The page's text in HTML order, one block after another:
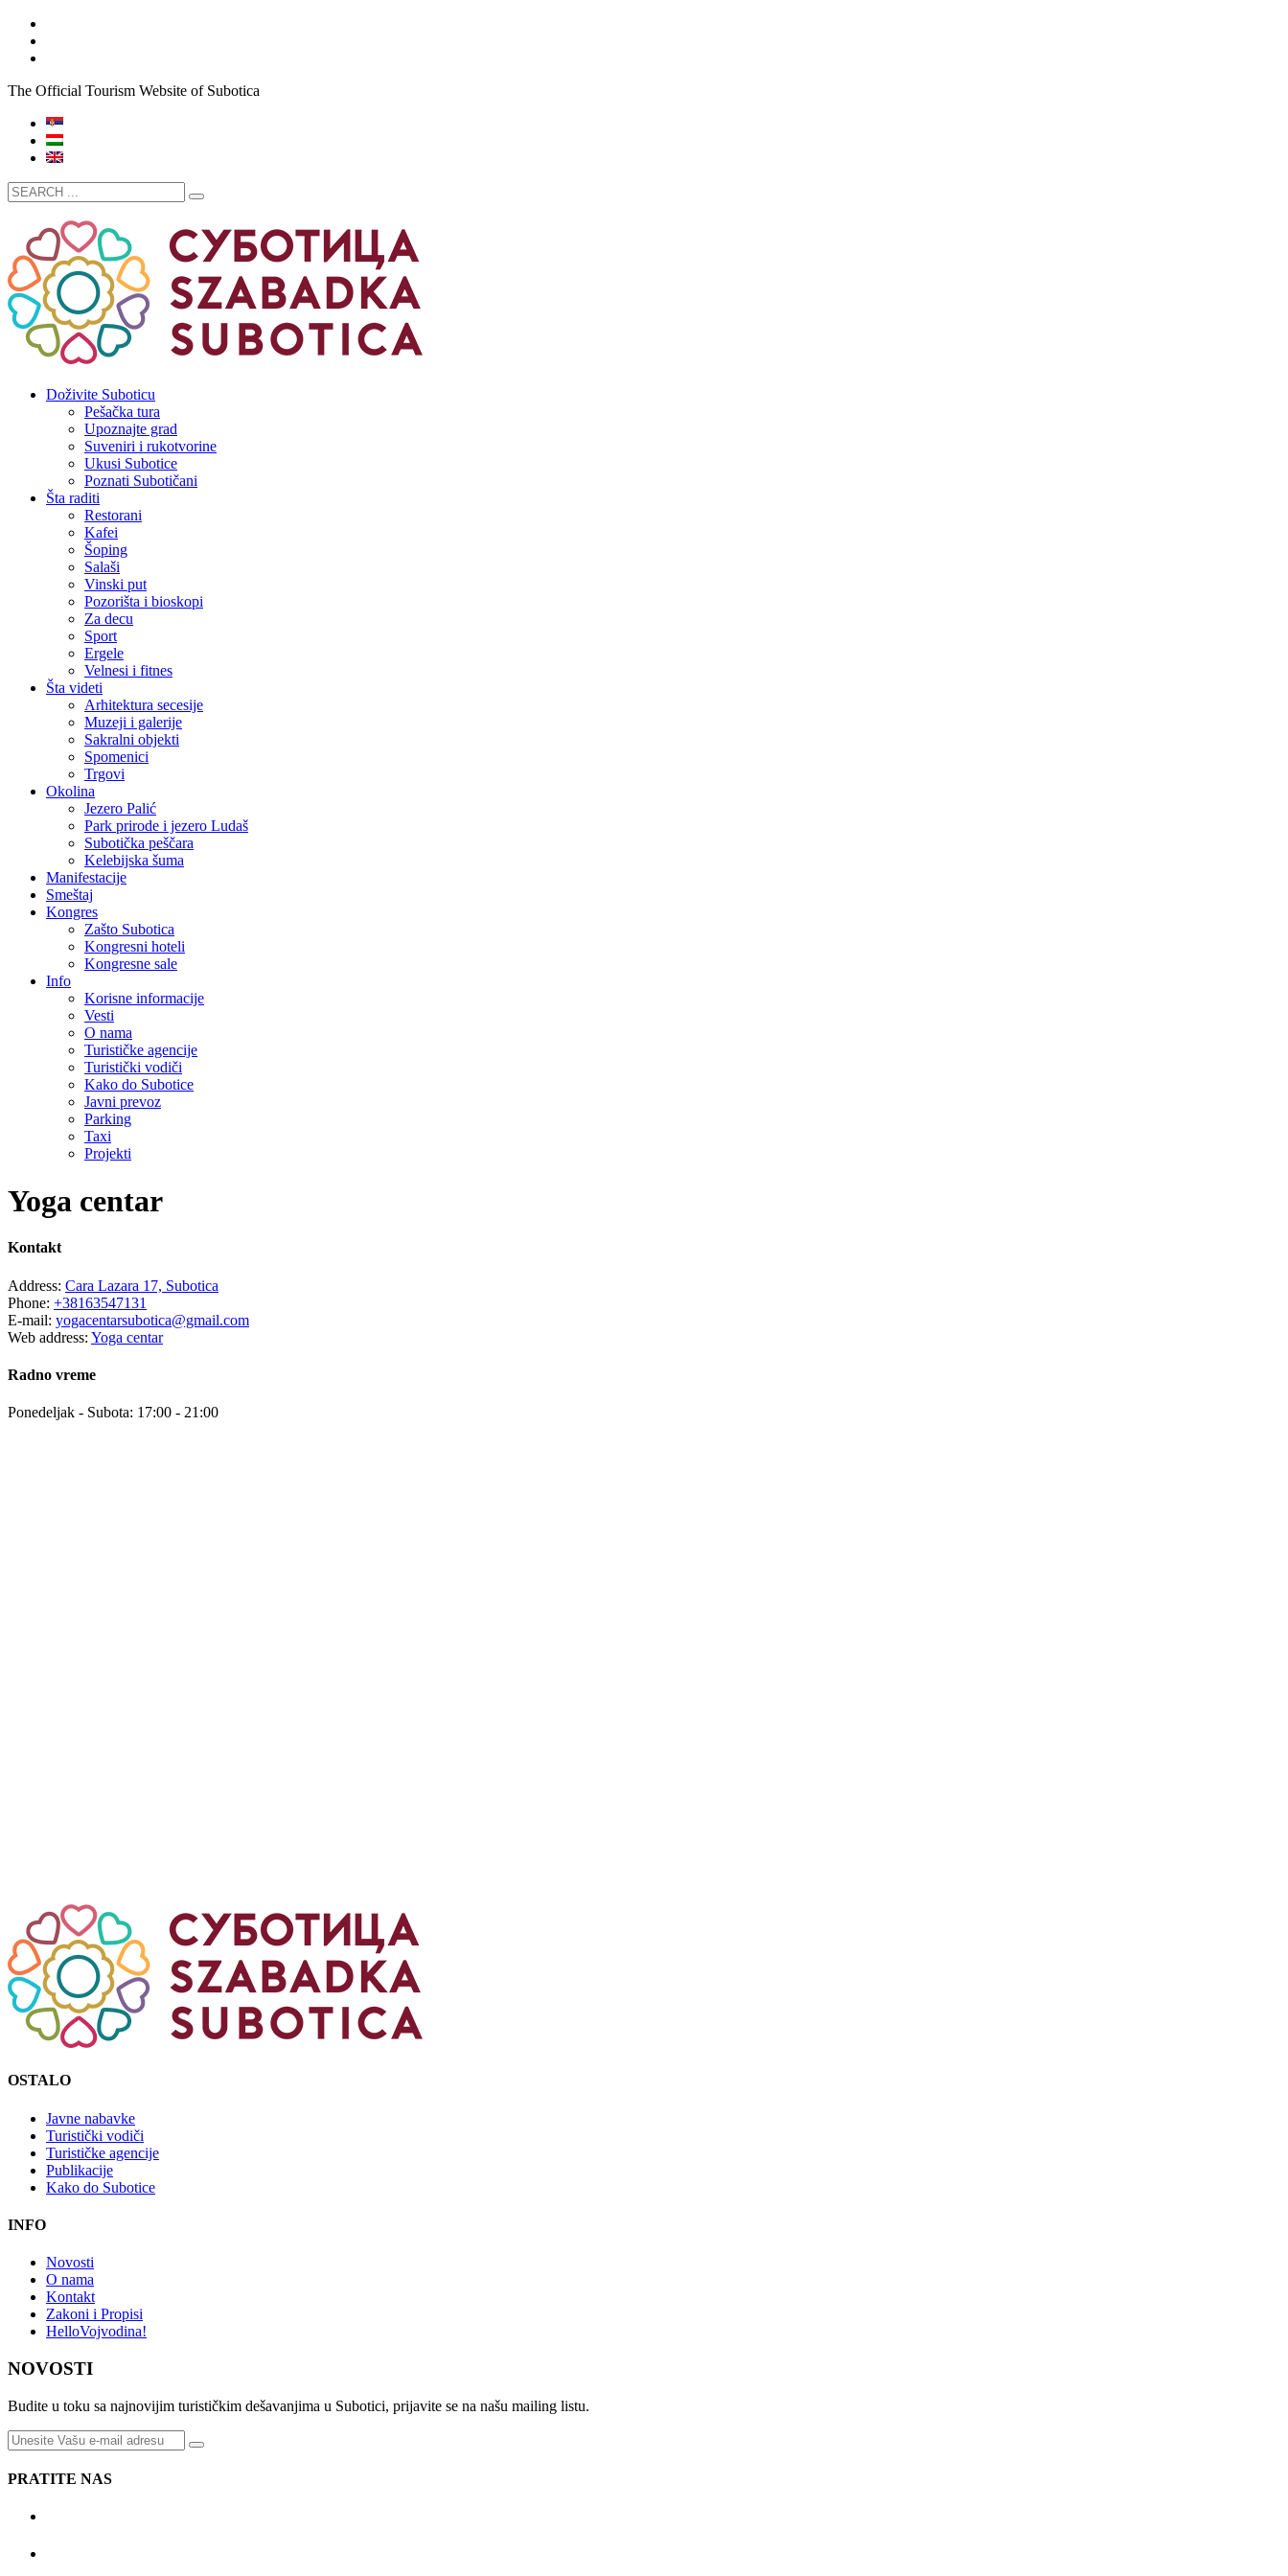
The Official Tourism Website of Subotica
Doživite Suboticu
Pešačka tura
Upoznajte grad
Suveniri i rukotvorine
Ukusi Subotice
Poznati Subotičani
Šta raditi
Restorani
Kafei
Šoping
Salaši
Vinski put
Pozorišta i bioskopi
Za decu
Sport
Ergele
Velnesi i fitnes
Šta videti
Arhitektura secesije
Muzeji i galerije
Sakralni objekti
Spomenici
Trgovi
Okolina
Jezero Palić
Park prirode i jezero Ludaš
Subotička peščara
Kelebijska šuma
Manifestacije
Smeštaj
Kongres
Zašto Subotica
Kongresni hoteli
Kongresne sale
Info
Korisne informacije
Vesti
O nama
Turističke agencije
Turistički vodiči
Kako do Subotice
Javni prevoz
Parking
Taxi
Projekti
Yoga centar
Kontakt
Address: Cara Lazara 17, Subotica
Phone: +38163547131
E-mail: yogacentarsubotica@gmail.com
Web address: Yoga centar
Radno vreme
Ponedeljak - Subota: 17:00 - 21:00
OSTALO
Javne nabavke
Turistički vodiči
Turističke agencije
Publikacije
Kako do Subotice
INFO
Novosti
O nama
Kontakt
Zakoni i Propisi
HelloVojvodina!
NOVOSTI
Budite u toku sa najnovijim turističkim dešavanjima u Subotici, prijavite se na našu mailing listu.
PRATITE NAS